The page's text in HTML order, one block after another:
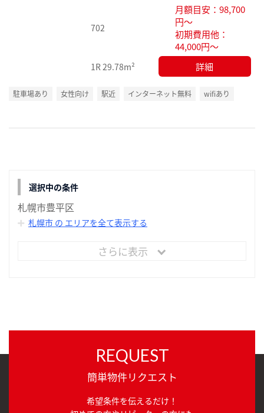
702
月額目安：98,700
円～
初期費用他：
44,000円～
1R 29.78m² 詳細
駐車場あり 女性向け 駅近 インターネット無料 wifiあり
選択中の条件
札幌市豊平区
札幌市 の エリアを全て表示する
さらに表示
REQUEST
簡単物件リクエスト
希望条件を伝えるだけ！